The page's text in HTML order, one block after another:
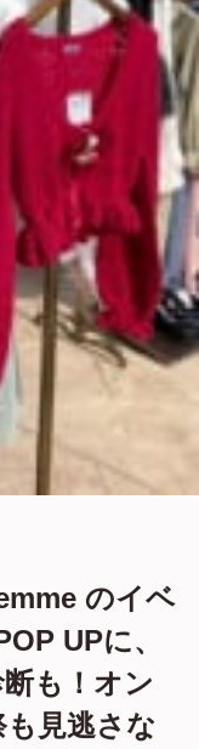
のイベ
UPに、
も！オン
見逃さな